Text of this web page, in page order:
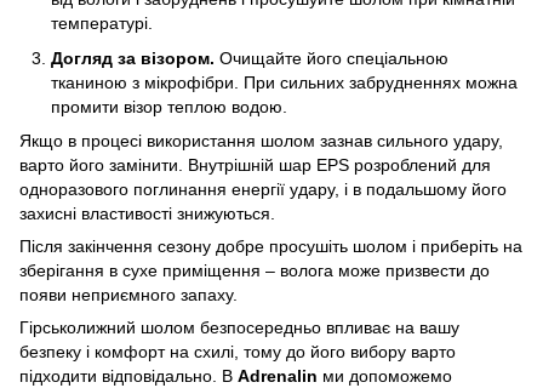
температурі.
Догляд за візором. Очищайте його спеціальною
тканиною з мікрофібри. При сильних забрудненнях можна
промити візор теплою водою.
Якщо в процесі використання шолом зазнав сильного удару,
варто його замінити. Внутрішній шар EPS розроблений для
одноразового поглинання енергії удару, і в подальшому його
захисні властивості знижуються.
Після закінчення сезону добре просушіть шолом і приберіть на
зберігання в сухе приміщення – волога може призвести до
появи неприємного запаху.
Гірськолижний шолом безпосередньо впливає на вашу
безпеку і комфорт на схилі, тому до його вибору варто
підходити відповідально. В Adrenalin ми допоможемо